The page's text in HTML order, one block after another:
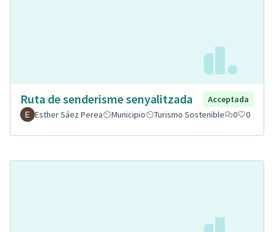
Ruta de senderisme senyalitzada
Acceptada
Esther Sáez Perea
Municipio Turismo Sostenible 0 0